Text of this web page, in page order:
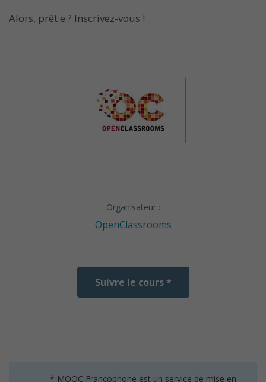
Alors, prêt·e ? Inscrivez-vous !
Organisateur :
OpenClassrooms
Suivre le cours *
* MOOC Francophone est un service de mise en